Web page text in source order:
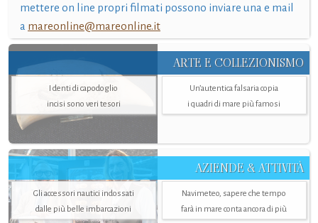
mettere on line propri filmati possono inviare una e mail
a mareonline@mareonline.it
ARTE E COLLEZIONISMO
I denti di capodoglio
incisi sono veri tesori
Un’autentica falsaria copia
i quadri di mare più famosi
AZIENDE & ATTIVITÀ
Gli accessori nautici indossati
dalle più belle imbarcazioni
Navimeteo, sapere che tempo
farà in mare conta ancora di più